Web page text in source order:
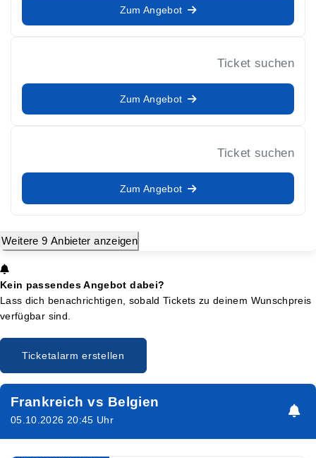
Zum Angebot
Ticket suchen
Zum Angebot
Ticket suchen
Zum Angebot
Weitere 9 Anbieter anzeigen
Kein passendes Angebot dabei?
Lass dich benachrichtigen, sobald Tickets zu deinem Wunschpreis
verfügbar sind.
Ticketalarm erstellen
Frankreich vs Belgien
05.10.2026 20:45 Uhr